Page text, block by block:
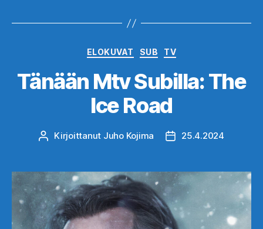
Kategoriat
ELOKUVAT SUB TV
Tänään Mtv Subilla: The
Ice Road
Kirjoittaja
Kirjoittanut Juho Kojima Julkaisupäivämäärä
25.4.2024